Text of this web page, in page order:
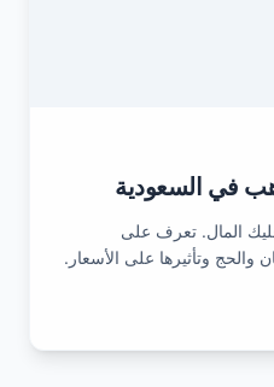
في السعودية
المال. تعرف على
والحج وتأثيرها على الأسعار.